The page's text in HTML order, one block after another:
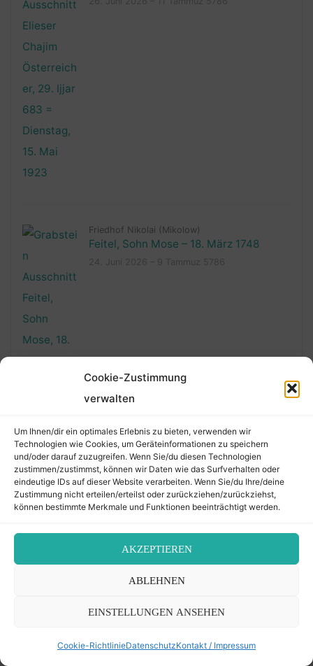
Cookie-Zustimmung
verwalten
Um Ihnen/dir ein optimales Erlebnis zu bieten, verwenden wir
Technologien wie Cookies, um Geräteinformationen zu speichern
und/oder darauf zuzugreifen. Wenn Sie/du diesen Technologien
zustimmen/zustimmst, können wir Daten wie das Surfverhalten oder
eindeutige IDs auf dieser Website verarbeiten. Wenn Sie/du Ihre/deine
Zustimmung nicht erteilen/erteilst oder zurückziehen/zurückziehst,
können bestimmte Merkmale und Funktionen beeinträchtigt werden.
AKZEPTIEREN
ABLEHNEN
EINSTELLUNGEN ANSEHEN
Cookie-RichtlinieDatenschutzKontakt / Impressum
Friedhof Nikolai (Mikolow)
Feitel, Sohn Mose – 18. März 1748
Genealogie /Geschichten Religion und Kultur
Kylie suchte und besuchte ihre
24. Mai 2026 – 8 Sivan 5786